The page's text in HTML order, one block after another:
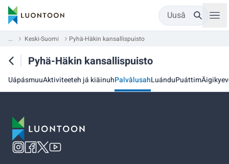
Uusâ
... Keski-Suomi Pyhä-Häkin kansallispuisto
Pyhä-Häkin kansallispuisto
UápásmuuAktiviteeteh já kiäinuhPalvâlusahLuánduPuáttim